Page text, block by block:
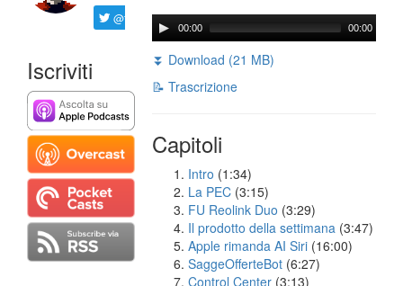
@ftrava
Iscriviti
00:00 00:00
⏬ Download (21 MB)
📝 Trascrizione
Capitoli
Intro (1:34)
La PEC (3:15)
FU Reolink Duo (3:29)
Il prodotto della settimana (3:47)
Apple rimanda AI Siri (16:00)
SaggeOfferteBot (6:27)
Control Center (3:13)